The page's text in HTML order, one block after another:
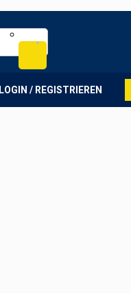
LOGIN / REGISTRIEREN